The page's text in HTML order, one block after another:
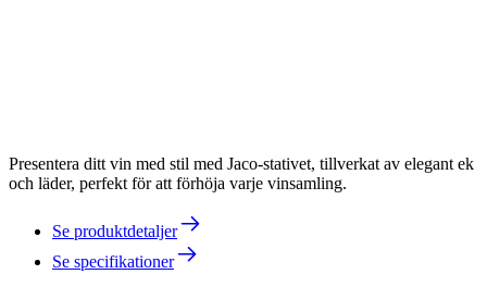
Presentera ditt vin med stil med Jaco-stativet, tillverkat av elegant ek
och läder, perfekt för att förhöja varje vinsamling.
Se produktdetaljer
Se specifikationer